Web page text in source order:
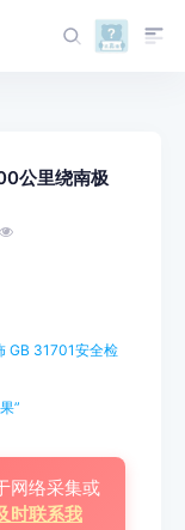
公里绕南极
GB 31701安全检
”
网络采集或
时联系我